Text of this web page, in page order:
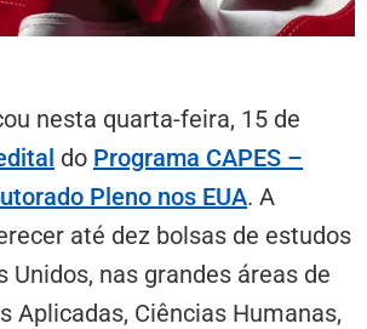
nesta quarta-feira, 15 de
do Programa CAPES –
Pleno nos EUA. A
até dez bolsas de estudos
Unidos, nas grandes áreas de
Aplicadas, Ciências Humanas,